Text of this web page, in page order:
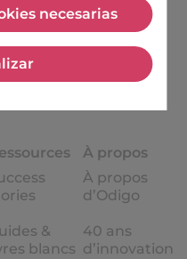
necesarias
solo las cookies
&
blancs
À propos
À propos
d’Odigo
40 ans
d’innovation